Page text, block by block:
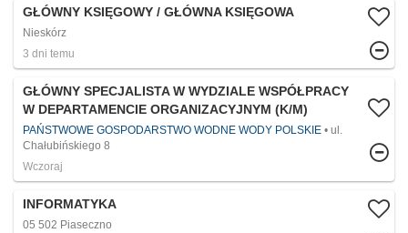
GŁÓWNY KSIĘGOWY / GŁÓWNA KSIĘGOWA
Nieskórz
3 dni temu
GŁÓWNY SPECJALISTA W WYDZIALE WSPÓŁPRACY
W DEPARTAMENCIE ORGANIZACYJNYM (K/M)
PAŃSTWOWE GOSPODARSTWO WODNE WODY POLSKIE
ul.
Chałubińskiego 8
Wczoraj
INFORMATYKA
05 502 Piaseczno